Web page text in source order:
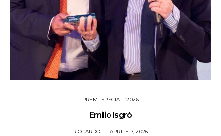
PREMI SPECIALI 2026
Emilio Isgrò
RICCARDO APRILE 7, 2026